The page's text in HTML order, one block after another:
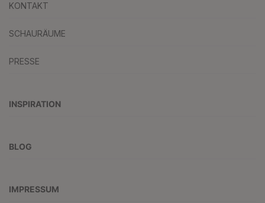
KONTAKT
SCHAURÄUME
PRESSE
INSPIRATION
BLOG
IMPRESSUM